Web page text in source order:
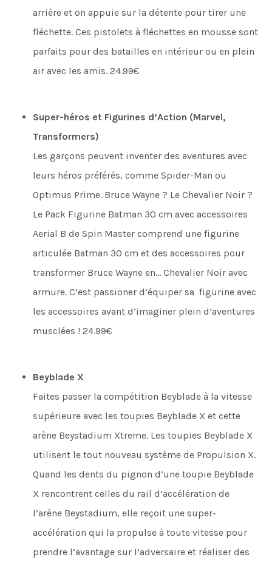
arrière et on appuie sur la détente pour tirer une
fléchette. Ces pistolets à fléchettes en mousse sont
parfaits pour des batailles en intérieur ou en plein
air avec les amis. 24.99€
Super-héros et Figurines d’Action (Marvel,
Transformers)
Les garçons peuvent inventer des aventures avec
leurs héros préférés, comme Spider-Man ou
Optimus Prime. Bruce Wayne ? Le Chevalier Noir ?
Le Pack Figurine Batman 30 cm avec accessoires
Aerial B de Spin Master comprend une figurine
articulée Batman 30 cm et des accessoires pour
transformer Bruce Wayne en… Chevalier Noir avec
armure. C’est passioner d’équiper sa figurine avec
les accessoires avant d’imaginer plein d’aventures
musclées ! 24.99€
Beyblade X
Faites passer la compétition Beyblade à la vitesse
supérieure avec les toupies Beyblade X et cette
arène Beystadium Xtreme. Les toupies Beyblade X
utilisent le tout nouveau système de Propulsion X.
Quand les dents du pignon d’une toupie Beyblade
X rencontrent celles du rail d’accélération de
l’arène Beystadium, elle reçoit une super-
accélération qui la propulse à toute vitesse pour
prendre l’avantage sur l’adversaire et réaliser des